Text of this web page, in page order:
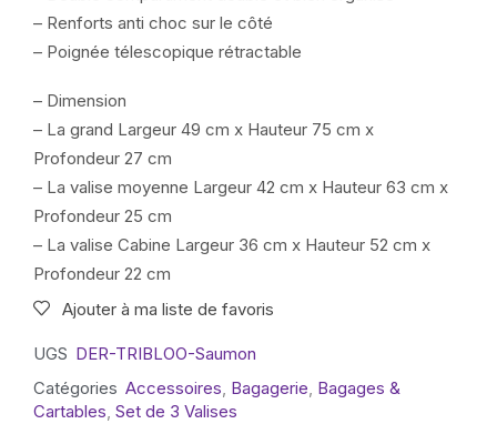
– Renforts anti choc sur le côté
– Poignée télescopique rétractable
– Dimension
– La grand Largeur 49 cm x Hauteur 75 cm x
Profondeur 27 cm
– La valise moyenne Largeur 42 cm x Hauteur 63 cm x
Profondeur 25 cm
– La valise Cabine Largeur 36 cm x Hauteur 52 cm x
Profondeur 22 cm
Ajouter à ma liste de favoris
UGS DER-TRIBLOO-Saumon
Catégories Accessoires, Bagagerie, Bagages &
Cartables, Set de 3 Valises